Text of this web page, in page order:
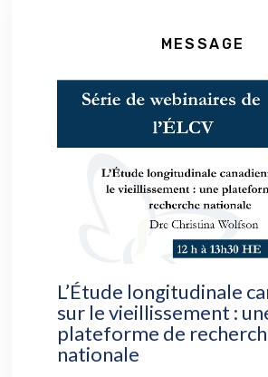
MESSAGE
L’Étude longitudinale
sur le vieillissement :
plateforme de
nationale